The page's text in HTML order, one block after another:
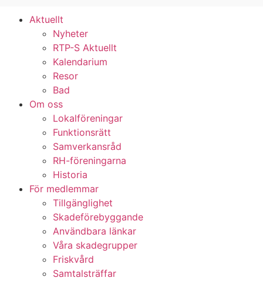
Aktuellt
Nyheter
RTP-S Aktuellt
Kalendarium
Resor
Bad
Om oss
Lokalföreningar
Funktionsrätt
Samverkansråd
RH-föreningarna
Historia
För medlemmar
Tillgänglighet
Skadeförebyggande
Användbara länkar
Våra skadegrupper
Friskvård
Samtalsträffar